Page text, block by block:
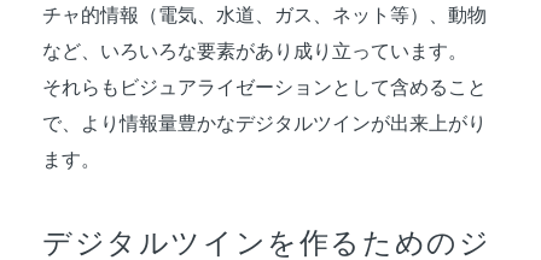
チャ的情報（電気、水道、ガス、ネット等）、動物
など、いろいろな要素があり成り立っています。
それらもビジュアライゼーションとして含めること
で、より情報量豊かなデジタルツインが出来上がり
ます。
デジタルツインを作るためのジ